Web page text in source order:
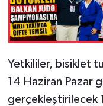
Yetkililer, bisiklet
14 Haziran Pazar
gerçekleştirilecek